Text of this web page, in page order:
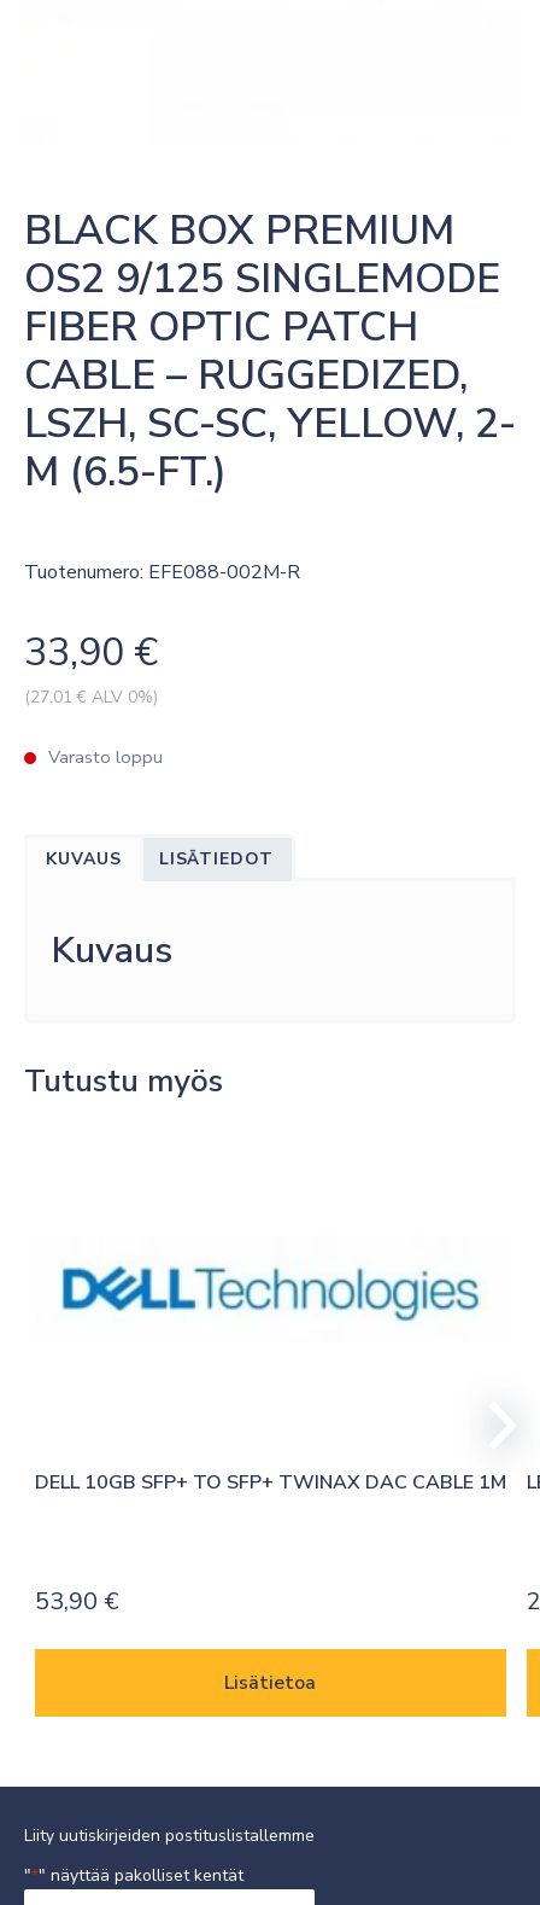
BLACK BOX PREMIUM
OS2 9/125 SINGLEMODE
FIBER OPTIC PATCH
CABLE – RUGGEDIZED,
LSZH, SC-SC, YELLOW, 2-
M (6.5-FT.)
Tuotenumero: EFE088-002M-R
33,90 €
(27,01 € ALV 0%)
Varasto loppu
KUVAUS LISÄTIEDOT
Kuvaus
Tutustu myös
DELL 10GB SFP+ TO SFP+ TWINAX DAC CABLE 1M
53,90 €
Lisätietoa
Liity uutiskirjeiden postituslistallemme
"*" näyttää pakolliset kentät